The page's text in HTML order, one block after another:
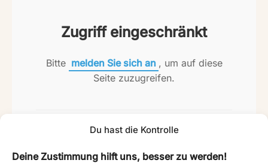
Du hast die Kontrolle
Deine Zustimmung hilft uns, besser zu werden!
Zugriff eingeschränkt
Bitte melden Sie sich an , um auf diese
Seite zuzugreifen.
Falls Sie Probleme bei der Anmeldung haben,